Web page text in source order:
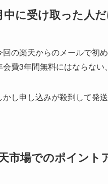
中に受け取った人
回の楽天からのメールで初
会費3年間無料にはならない
かし申し込みが殺到して発
市場でのポイント